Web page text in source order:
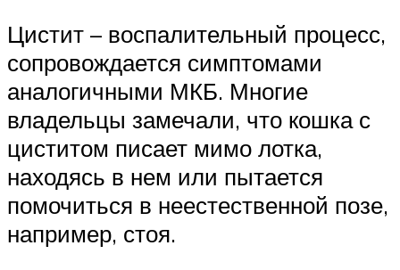
Цистит – воспалительный процесс,
сопровождается симптомами
аналогичными МКБ. Многие
владельцы замечали, что кошка с
циститом писает мимо лотка,
находясь в нем или пытается
помочиться в неестественной позе,
например, стоя.